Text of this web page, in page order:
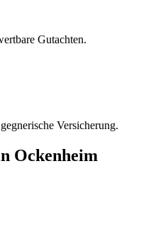
Gutachten.
Versicherung.
Ockenheim